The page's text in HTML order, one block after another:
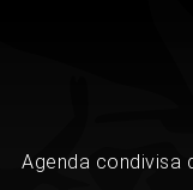
Agenda